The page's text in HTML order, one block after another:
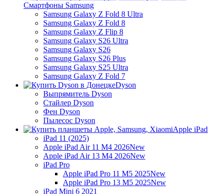
Смартфоны Samsung
Samsung Galaxy Z Fold 8 Ultra
Samsung Galaxy Z Fold 8
Samsung Galaxy Z Flip 8
Samsung Galaxy S26 Ultra
Samsung Galaxy S26
Samsung Galaxy S26 Plus
Samsung Galaxy S25 Ultra
Samsung Galaxy Z Fold 7
Dyson
Выпрямитель Dyson
Стайлер Dyson
Фен Dyson
Пылесос Dyson
Apple iPad
iPad 11 (2025)
Apple iPad Air 11 M4 2026New
Apple iPad Air 13 M4 2026New
iPad Pro
Apple iPad Pro 11 M5 2025New
Apple iPad Pro 13 M5 2025New
iPad Mini 6 2021